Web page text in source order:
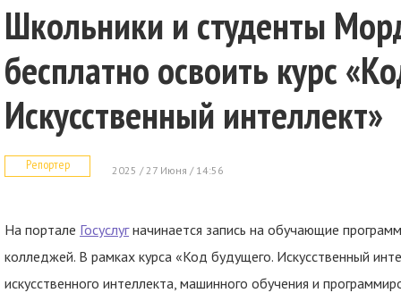
Школьники и студенты
бесплатно освоить курс
Искусственный интеллект»
Репортер 2025 / 27 Июня / 14:56
На портале Госуслугначинается запись на обучающие
колледжей. В рамках курса «Код будущего. Искусственный
искусственного интеллекта, машинного обучения и